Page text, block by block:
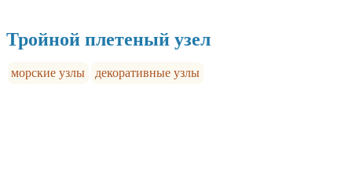
Тройной плетеный узел
морские узлы декоративные узлы